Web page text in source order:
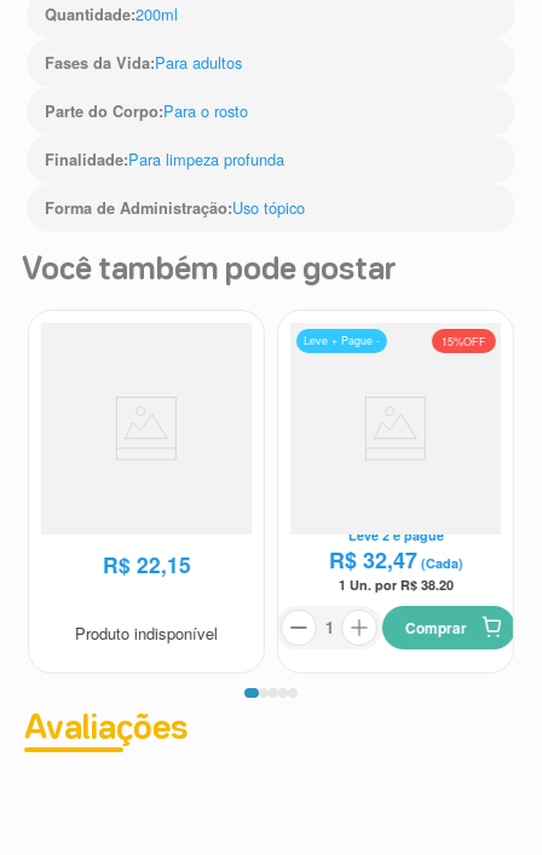
Quantidade:200ml
Fases da Vida:Para adultos
Parte do Corpo:Para o rosto
Finalidade:Para limpeza profunda
Forma de Administração:Uso tópico
Você também pode gostar
R$ 22,15
Produto indisponível
15%OFF
Leve + Pague -
Leve 2e pague
R$ 32,47 (Cada)
1 Un. por R$ 38.20
Comprar
Avaliações